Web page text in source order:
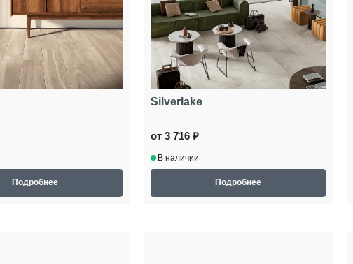
Подробнее
Silverlake
от 3 716 ₽
В наличии
Подробнее